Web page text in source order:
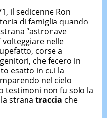
il sedicenne Ron
di famiglia quando
“astronave
volteggiare nelle
corse a
che fecero in
esatto in cui la
nel cielo
testimoni non fu solo la
strana traccia che